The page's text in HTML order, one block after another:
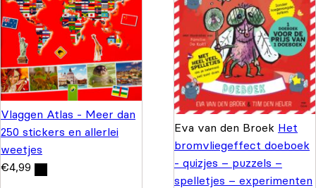
Vlaggen Atlas - Meer dan
250 stickers en allerlei
weetjes
€4,99
Eva van den Broek Het
bromvliegeffect doeboek
- quizjes – puzzels –
spelletjes – experimenten